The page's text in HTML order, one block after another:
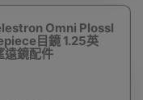
Omni Plossl
目鏡 1.25英
遠鏡配件